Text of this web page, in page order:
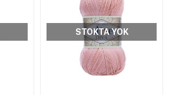
STOKTA YOK